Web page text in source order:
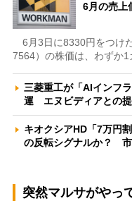
6月の売上
6月3日に8330円をつけ
7564）の株価は、わずか
三菱重工が「AIインフ
運 エヌビディアとの
キオクシアHD「7万円
の反転シグナルか？
突然マルサがやっ